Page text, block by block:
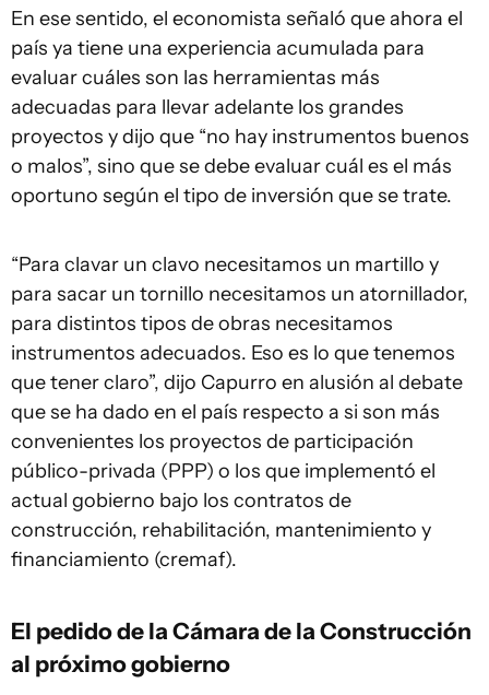
En ese sentido, el economista señaló que ahora el
país ya tiene una experiencia acumulada para
evaluar cuáles son las herramientas más
adecuadas para llevar adelante los grandes
proyectos y dijo que “no hay instrumentos buenos
o malos”, sino que se debe evaluar cuál es el más
oportuno según el tipo de inversión que se trate.
“Para clavar un clavo necesitamos un martillo y
para sacar un tornillo necesitamos un atornillador,
para distintos tipos de obras necesitamos
instrumentos adecuados. Eso es lo que tenemos
que tener claro”, dijo Capurro en alusión al debate
que se ha dado en el país respecto a si son más
convenientes los proyectos de participación
público-privada (PPP) o los que implementó el
actual gobierno bajo los contratos de
construcción, rehabilitación, mantenimiento y
financiamiento (cremaf).
El pedido de la Cámara de la Construcción
al próximo gobierno